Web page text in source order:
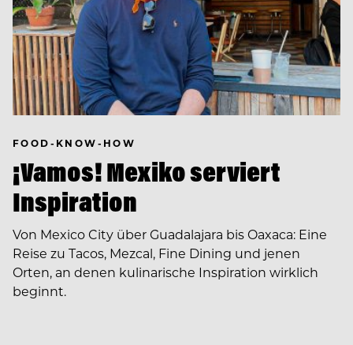
FOOD-KNOW-HOW
¡Vamos! Mexiko serviert
Inspiration
Von Mexico City über Guadalajara bis Oaxaca: Eine
Reise zu Tacos, Mezcal, Fine Dining und jenen
Orten, an denen kulinarische Inspiration wirklich
beginnt.